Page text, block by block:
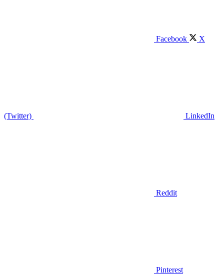
Facebook X
(Twitter) LinkedIn
Reddit
Pinterest